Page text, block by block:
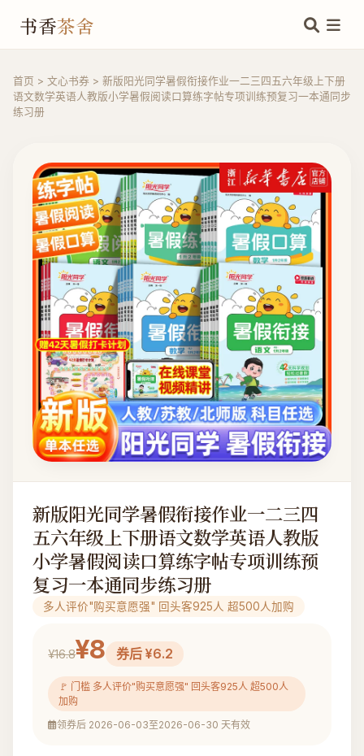
书香茶舍
首页 > 文心书券 > 新版阳光同学暑假衔接作业一二三四五六年级上下册
语文数学英语人教版小学暑假阅读口算练字帖专项训练预复习一本通同步
练习册
新版阳光同学暑假衔接作业一二三四
五六年级上下册语文数学英语人教版
小学暑假阅读口算练字帖专项训练预
复习一本通同步练习册
多人评价"购买意愿强" 回头客925人 超500人加购
¥16.8¥8 券后 ¥6.2
🚩 门槛 多人评价"购买意愿强" 回头客925人 超500人
加购
领券后 2026-06-03至2026-06-30 天有效